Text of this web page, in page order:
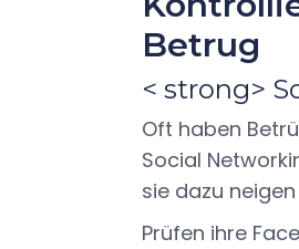
Betrug
< strong>
Oft haben
Social
sie dazu
Prüfen ihre